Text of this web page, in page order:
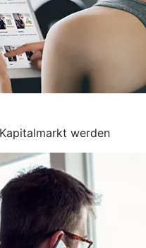
werden